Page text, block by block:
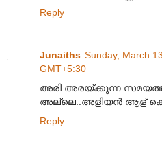
Reply
Junaiths Sunday, March
GMT+5:30
അരി അരയ്ക്കുന്ന
അല്ലെ..അളിയന്‍ ആള്
Reply